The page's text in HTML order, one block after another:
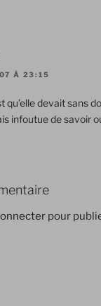
À 23:15
qu’elle devait sans
infoutue de savoir
pour